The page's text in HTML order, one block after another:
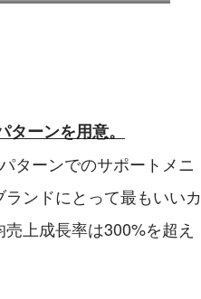
ーンを用意。
ターンでのサポートメニ
ンドにとって最もいいカ
上成長率は300%を超え